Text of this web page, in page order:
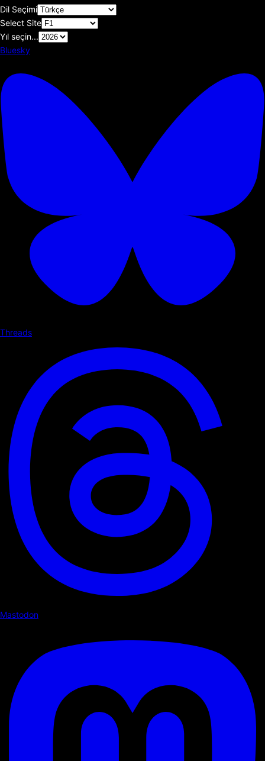
Dil Seçimi
Select Site
Yıl seçin...
Bluesky
Threads
Mastodon